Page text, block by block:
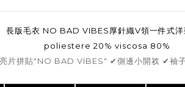
長版毛衣 NO BAD VIBES厚針織V領一件式
poliestere 20% viscosa 80%
片拼貼"NO BAD VIBES" ✔側邊小開衩 ✔袖